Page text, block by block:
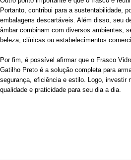
Portanto, contribui para a sustentabilidade,
embalagens descartáveis. Além disso, seu
âmbar combinam com diversos ambientes,
beleza, clínicas ou estabelecimentos
Por fim, é possível afirmar que o Frasco
Gatilho Preto é a solução completa para
segurança, eficiência e estilo. Logo, investir
qualidade e praticidade para seu dia a dia.